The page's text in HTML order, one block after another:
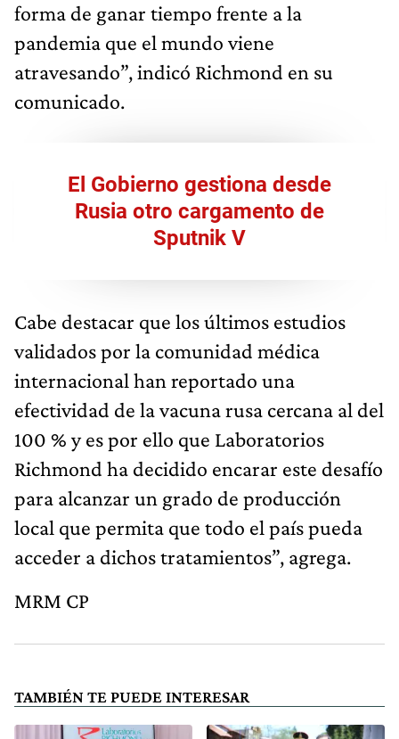
forma de ganar tiempo frente a la
pandemia que el mundo viene
atravesando”, indicó Richmond en su
comunicado.
El Gobierno gestiona desde
Rusia otro cargamento de
Sputnik V
Cabe destacar que los últimos estudios
validados por la comunidad médica
internacional han reportado una
efectividad de la vacuna rusa cercana al del
100 % y es por ello que Laboratorios
Richmond ha decidido encarar este desafío
para alcanzar un grado de producción
local que permita que todo el país pueda
acceder a dichos tratamientos”, agrega.
MRM CP
TAMBIÉN TE PUEDE INTERESAR